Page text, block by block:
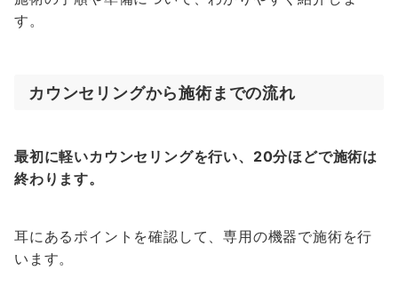
す。
カウンセリングから施術までの流れ
最初に軽いカウンセリングを行い、20分ほどで施術は
終わります。
耳にあるポイントを確認して、専用の機器で施術を行
います。